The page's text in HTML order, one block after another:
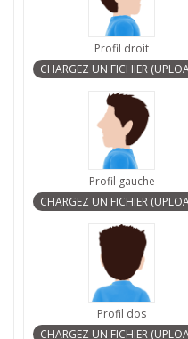
Profil droit
Profil gauche
Profil dos